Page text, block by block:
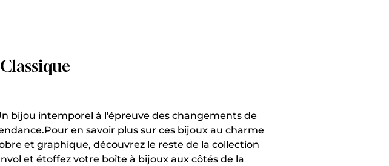
bijou intemporel à l'épreuve des changements de
en savoir plus sur ces bijoux au charme
et graphique, découvrez le reste de la collection
et étoffez votre boîte à bijoux aux côtés de la